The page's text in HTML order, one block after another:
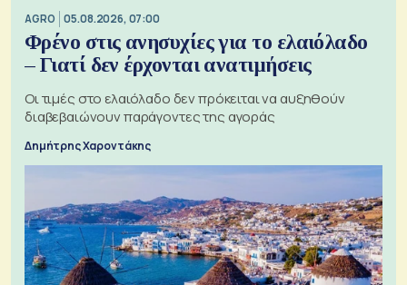
AGRO 05.08.2026, 07:00
Φρένο στις ανησυχίες για το ελαιόλαδο
– Γιατί δεν έρχονται ανατιμήσεις
Οι τιμές στο ελαιόλαδο δεν πρόκειται να αυξηθούν
διαβεβαιώνουν παράγοντες της αγοράς
Δημήτρης Χαροντάκης